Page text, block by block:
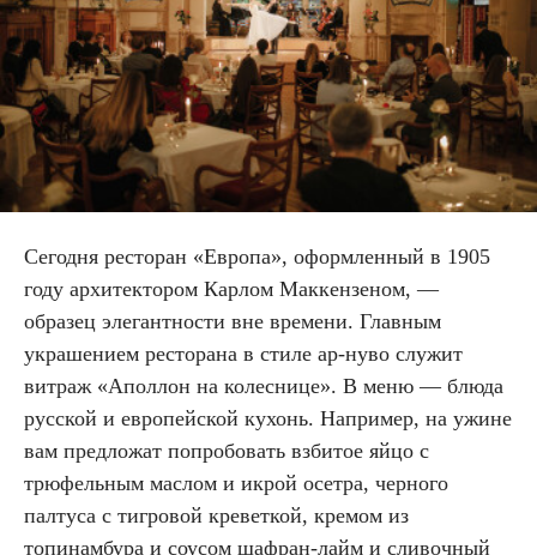
Сегодня ресторан «Европа», оформленный в 1905
году архитектором Карлом Маккензеном, —
образец элегантности вне времени. Главным
украшением ресторана в стиле ар-нуво служит
витраж «Аполлон на колеснице». В меню — блюда
русской и европейской кухонь. Например, на ужине
вам предложат попробовать взбитое яйцо с
трюфельным маслом и икрой осетра, черного
палтуса с тигровой креветкой, кремом из
топинамбура и соусом шафран-лайм и сливочный